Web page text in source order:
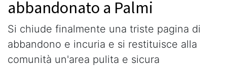
abbandonato a Palmi
Si chiude finalmente una triste pagina di
abbandono e incuria e si restituisce alla
comunità un'area pulita e sicura